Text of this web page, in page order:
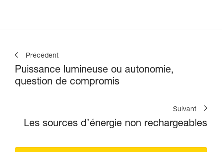
Précédent
Puissance lumineuse ou autonomie,
question de compromis
Suivant
Les sources d’énergie non rechargeables